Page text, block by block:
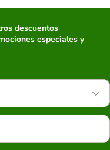
descuentos
especiales y